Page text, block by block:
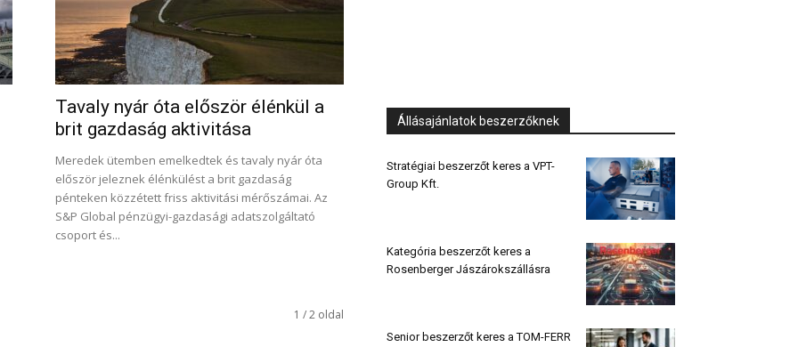
Tavaly nyár óta először élénkül a
brit gazdaság aktivitása
Meredek ütemben emelkedtek és tavaly nyár óta
először jeleznek élénkülést a brit gazdaság
pénteken közzétett friss aktivitási mérőszámai. Az
S&P Global pénzügyi-gazdasági adatszolgáltató
csoport és...
1 / 2 oldal
Állásajánlatok beszerzőknek
Stratégiai beszerzőt keres a VPT-
Group Kft.
Kategória beszerzőt keres a
Rosenberger Jászárokszállásra
Senior beszerzőt keres a TOM-FERR